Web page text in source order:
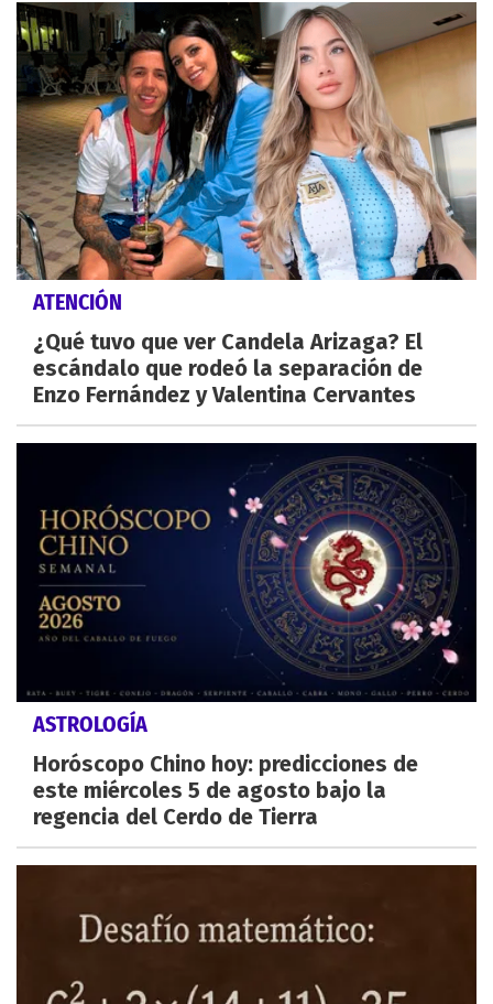
ATENCIÓN
¿Qué tuvo que ver Candela Arizaga? El
escándalo que rodeó la separación de
Enzo Fernández y Valentina Cervantes
ASTROLOGÍA
Horóscopo Chino hoy: predicciones de
este miércoles 5 de agosto bajo la
regencia del Cerdo de Tierra